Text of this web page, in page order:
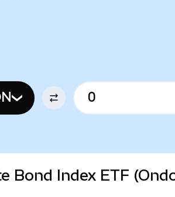
Bond Index ETF